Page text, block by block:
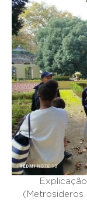
(Metrosideros